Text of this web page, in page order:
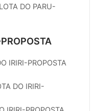
DO PARU-
IRIRI-PROPOSTA
DO IRIRI-